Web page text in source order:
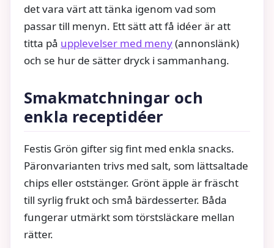
det vara värt att tänka igenom vad som
passar till menyn. Ett sätt att få idéer är att
titta på upplevelser med meny(annonslänk)
och se hur de sätter dryck i sammanhang.
Smakmatchningar och
enkla receptidéer
Festis Grön gifter sig fint med enkla snacks.
Päronvarianten trivs med salt, som lättsaltade
chips eller oststänger. Grönt äpple är fräscht
till syrlig frukt och små bärdesserter. Båda
fungerar utmärkt som törstsläckare mellan
rätter.